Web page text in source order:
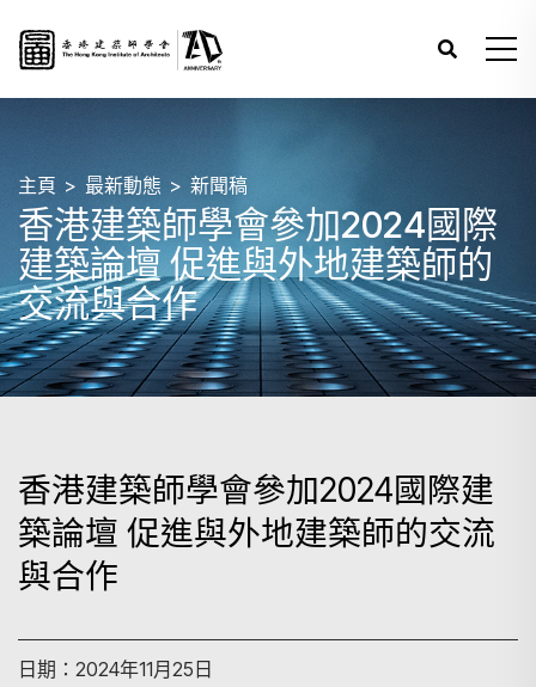
主頁 最新動態 新聞稿
香港建築師學會參加2024國際
建築論壇 促進與外地建築師的
交流與合作
香港建築師學會參加2024國際建
築論壇 促進與外地建築師的交流
與合作
日期：2024年11月25日